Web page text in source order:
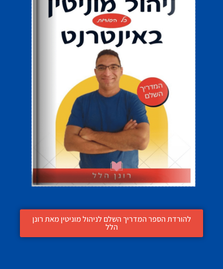
להורדת הספר המדריך השלם לניהול מוניטין מאת רונן
הלל